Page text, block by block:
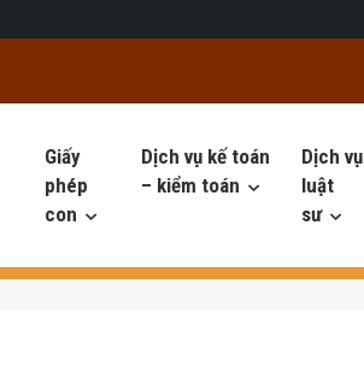
Giấy
phép
con
Dịch vụ kế toán
– kiểm toán
Dịch vụ
luật
sư